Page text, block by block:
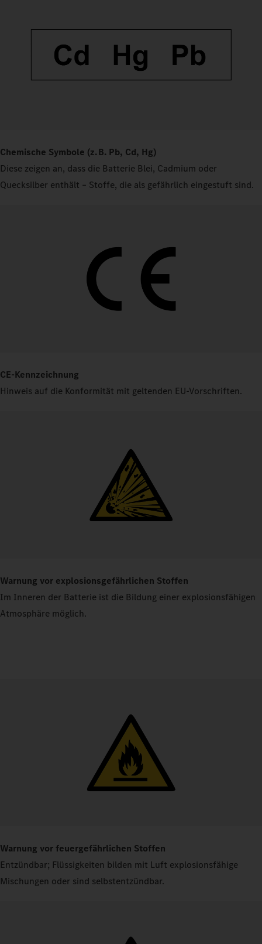
Chemische Symbole (z. B. Pb, Cd, Hg)
Diese zeigen an, dass die Batterie Blei, Cadmium oder
Quecksilber enthält – Stoffe, die als gefährlich eingestuft sind.
CE-Kennzeichnung
Hinweis auf die Konformität mit geltenden EU-Vorschriften.
Warnung vor explosionsgefährlichen Stoffen
Im Inneren der Batterie ist die Bildung einer explosionsfähigen
Atmosphäre möglich.
Warnung vor feuergefährlichen Stoffen
Entzündbar; Flüssigkeiten bilden mit Luft explosionsfähige
Mischungen oder sind selbstentzündbar.